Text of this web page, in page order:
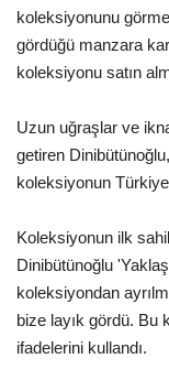
İngiltere
İş & Ekonomi
Videolar
Firma Rehberi
Pazaryeri
Kültür - Sanat
Restoranlar
koleksiyonunu
gördüğü manzara
koleksiyonu satın
Uzun uğraşlar ve
getiren
koleksiyonun
Koleksiyonun ilk
Dinibütünoğlu
koleksiyondan
bize layık gördü. Bu
ifadelerini kullandı.